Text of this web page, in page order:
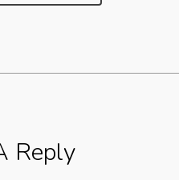
Reply